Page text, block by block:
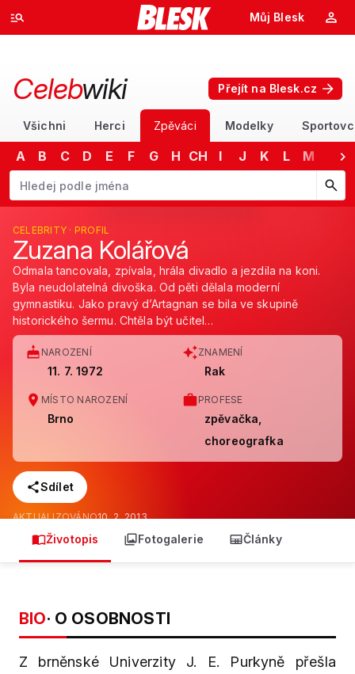
Můj Blesk
Celebwiki Přejít na Blesk.cz
Všichni Herci Zpěváci Modelky
A B C D E F G H CH I J K L M
Začněte psát jméno. Šipkami dolů a nahoru procházejte návrhy,
CELEBRITY · PROFIL
Zuzana Kolářová
Odmala tancovala, zpívala, hrála divadlo a jezdila na koni.
Byla neudolatelná divoška. Od pěti dělala moderní
gymnastiku. Jako pravý d’Artagnan se bila ve skupině
historického šermu. Chtěla být učitel…
NAROZENÍ
11. 7. 1972
ZNAMENÍ
Rak
MÍSTO NAROZENÍ
Brno
PROFESE
zpěvačka,
choreografka
Sdílet
AKTUALIZOVÁNO10. 2. 2013
Životopis Fotogalerie Články
BIO· O OSOBNOSTI
Z brněnské Univerzity J. E. Purkyně přešla